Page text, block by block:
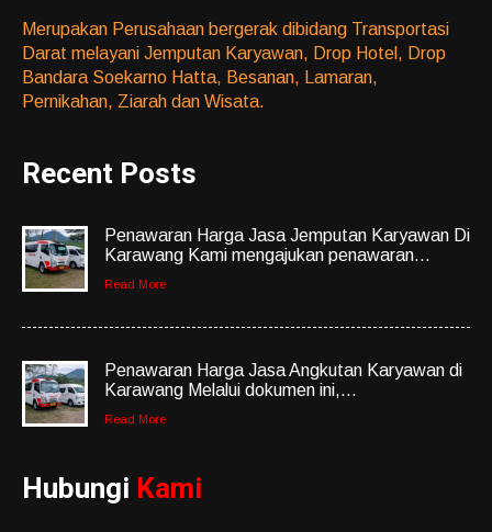
Merupakan Perusahaan bergerak dibidang Transportasi
Darat melayani Jemputan Karyawan, Drop Hotel, Drop
Bandara Soekarno Hatta, Besanan, Lamaran,
Pernikahan, Ziarah dan Wisata.
Recent Posts
Penawaran Harga Jasa Jemputan Karyawan Di
Karawang Kami mengajukan penawaran...
Read More
Penawaran Harga Jasa Angkutan Karyawan di
Karawang Melalui dokumen ini,...
Read More
Hubungi Kami